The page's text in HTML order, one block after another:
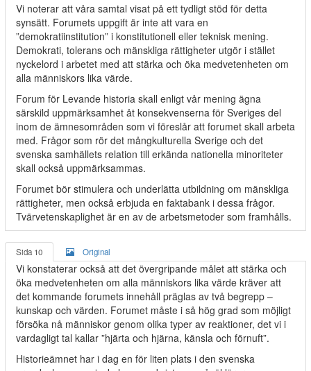
Vi noterar att våra samtal visat på ett tydligt stöd för detta
synsätt. Forumets uppgift är inte att vara en
”demokratiinstitution” i konstitutionell eller teknisk mening.
Demokrati, tolerans och mänskliga rättigheter utgör i stället
nyckelord i arbetet med att stärka och öka medvetenheten om
alla människors lika värde.
Forum för Levande historia skall enligt vår mening ägna
särskild uppmärksamhet åt konsekvenserna för Sveriges del
inom de ämnesområden som vi föreslår att forumet skall arbeta
med. Frågor som rör det mångkulturella Sverige och det
svenska samhällets relation till erkända nationella minoriteter
skall också uppmärksammas.
Forumet bör stimulera och underlätta utbildning om mänskliga
rättigheter, men också erbjuda en faktabank i dessa frågor.
Tvärvetenskaplighet är en av de arbetsmetoder som framhålls.
Sida 10 Original
Vi konstaterar också att det övergripande målet att stärka och
öka medvetenheten om alla människors lika värde kräver att
det kommande forumets innehåll präglas av två begrepp –
kunskap och värden. Forumet måste i så hög grad som möjligt
försöka nå människor genom olika typer av reaktioner, det vi i
vardagligt tal kallar ”hjärta och hjärna, känsla och förnuft”.
Historieämnet har i dag en för liten plats i den svenska